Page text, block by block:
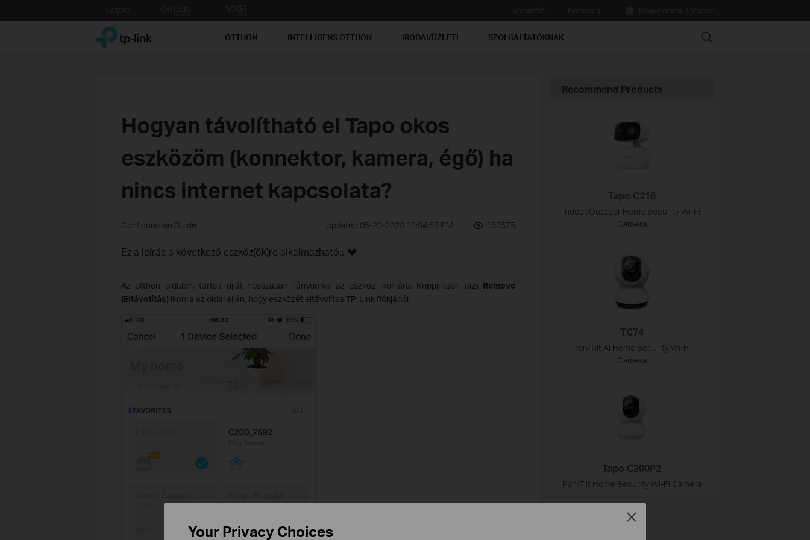
to
TP-Link, Reliably Smart OTTHON INTELLIGENS OTTHON IRODAI/ÜZLETI SZOLGÁLTATÓKNAK Search
Hogyan távolítható el Tapo okos
eszközöm (konnektor, kamera, égő) ha
nincs internet kapcsolata?
Configuration Guide Updated 05-20-2020 13:04:59 PM 158575
Ez a leírás a következő eszköz(ök)re alkalmazható::
Az otthon oldalon, tartsa ujját hosszasan rányomva az eszköz ikonjára. Koppintson a(z) Remove
(Eltávolítás) ikonra az oldal alján, hogy eszközét eltávolítsa TP-Link fiókjából.
Recommend Products
Tapo C216
Indoor/Outdoor Home Security Wi-Fi
Camera
TC74
Pan/Tilt AI Home Security Wi-Fi
Camera
Tapo C200P2
Pan/Tilt Home Security Wi-Fi Camera
Your Privacy Choices
Close